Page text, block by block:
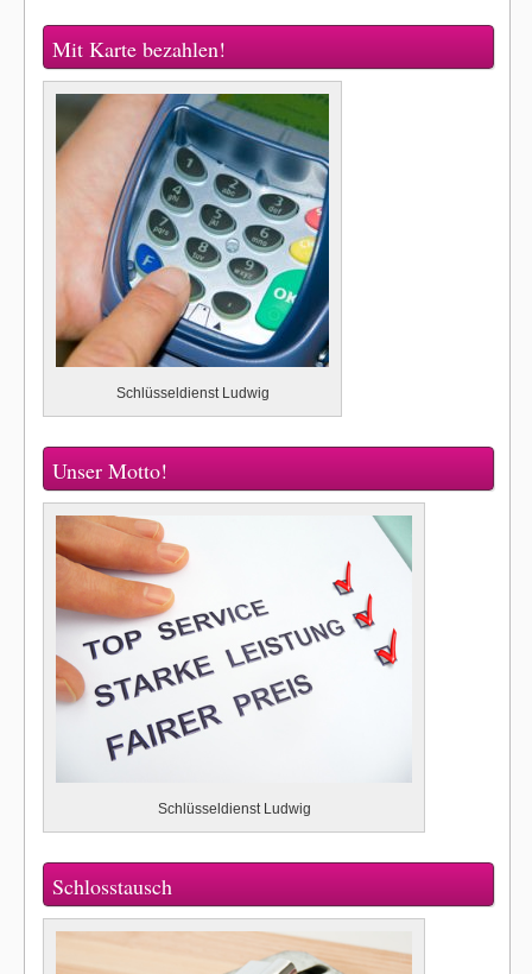
Mit Karte bezahlen!
Schlüsseldienst Ludwig
Unser Motto!
Schlüsseldienst Ludwig
Schlosstausch